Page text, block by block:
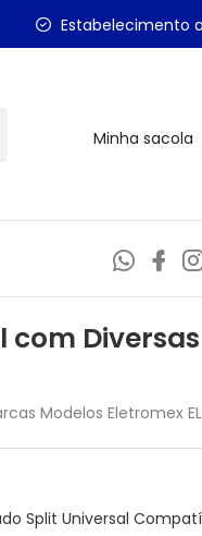
Estabelecimento
Minha sacola
Diversas
Modelos Eletromex
Split Universal